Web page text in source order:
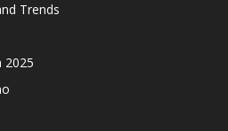
Trends
2025